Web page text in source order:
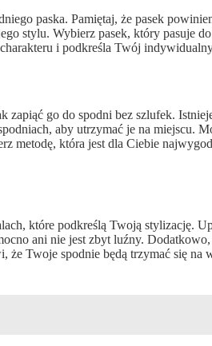
paska. Pamiętaj, że pasek
stylu. Wybierz pasek, który pasuje
i podkreśla Twój
zapiąć go do spodni bez szlufek.
aby utrzymać je na miejscu.
metodę, która jest dla Ciebie
które podkreślą Twoją stylizację.
ani nie jest zbyt luźny.
że Twoje spodnie będą trzymać się na